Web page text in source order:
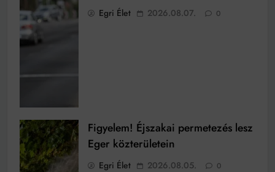
Egri Élet 2026.08.07. 0
Figyelem! Éjszakai permetezés lesz
Eger közterületein
Egri Élet 2026.08.05. 0